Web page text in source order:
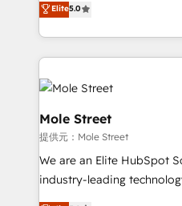
automation, and training built
Technical Execution: ERP,
Integrations; complex
months. 🤖 AI Consulting & Agents: AI-powered
workflows; automation
inside HubSpot. 🏆 Industry Experience: 🏥
Healthcare: HIPAA
workflows 💼 Financial
workflows; audit-ready
intake; pipeline and
Elite5.0
Mole Street
提供元：Mole Street
We are an Elite HubSpot
industry-leading
consultancy. Our focus is